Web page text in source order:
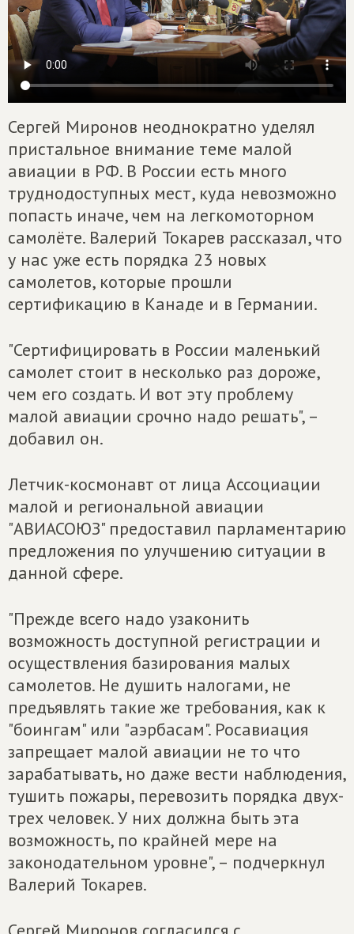
Сергей Миронов неоднократно уделял
пристальное внимание теме малой
авиации в РФ. В России есть много
труднодоступных мест, куда невозможно
попасть иначе, чем на легкомоторном
самолёте. Валерий Токарев рассказал, что
у нас уже есть порядка 23 новых
самолетов, которые прошли
сертификацию в Канаде и в Германии.
"Сертифицировать в России маленький
самолет стоит в несколько раз дороже,
чем его создать. И вот эту проблему
малой авиации срочно надо решать", –
добавил он.
Летчик-космонавт от лица Ассоциации
малой и региональной авиации
"АВИАСОЮЗ" предоставил парламентарию
предложения по улучшению ситуации в
данной сфере.
"Прежде всего надо узаконить
возможность доступной регистрации и
осуществления базирования малых
самолетов. Не душить налогами, не
предъявлять такие же требования, как к
"боингам" или "аэрбасам". Росавиация
запрещает малой авиации не то что
зарабатывать, но даже вести наблюдения,
тушить пожары, перевозить порядка двух-
трех человек. У них должна быть эта
возможность, по крайней мере на
законодательном уровне", – подчеркнул
Валерий Токарев.